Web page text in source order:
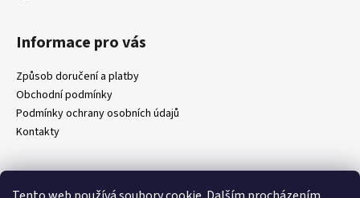
Informace pro vás
Způsob doručení a platby
Obchodní podmínky
Podmínky ochrany osobních údajů
Kontakty